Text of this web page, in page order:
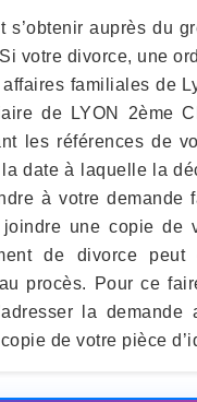
s’obtenir auprès du
votre divorce, une
familiales de
de LYON 2ème
les références de
date à laquelle la
à votre demande
une copie de
de divorce peut
procès. Pour ce
la
de votre pièce